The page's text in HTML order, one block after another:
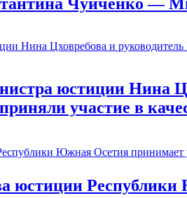
юстиции Нина
участие в
юстиции